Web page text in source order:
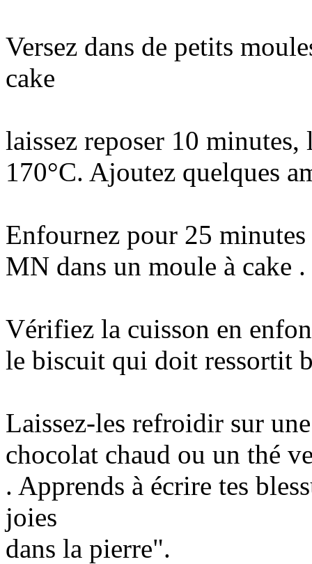
Versez dans de petits
cake
laissez reposer 10
170°C. Ajoutez quelques
Enfournez pour 25
MN dans un moule à cake .
Vérifiez la cuisson en
le biscuit qui doit ressortit
Laissez-les refroidir sur
chocolat chaud ou un thé
. Apprends à écrire tes
joies
dans la pierre".